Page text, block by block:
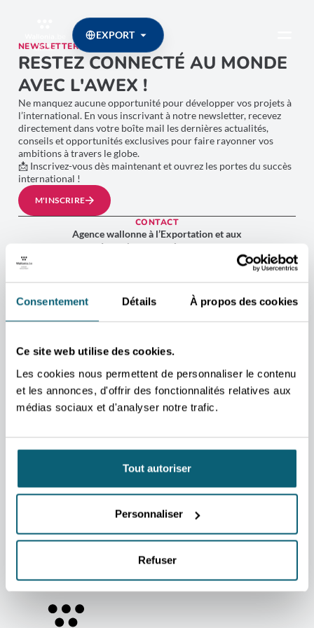
Consentement Détails À propos des cookies
Ce site web utilise des cookies.
Les cookies nous permettent de personnaliser le contenu
et les annonces, d'offrir des fonctionnalités relatives aux
médias sociaux et d'analyser notre trafic.
Tout autoriser
Personnaliser
Refuser
EXPORT
NEWSLETTER
RESTEZ CONNECTÉ AU MONDE
AVEC L'AWEX !
Ne manquez aucune opportunité pour développer vos projets à
l’international. En vous inscrivant à notre newsletter, recevez
directement dans votre boîte mail les dernières actualités,
conseils et opportunités exclusives pour faire rayonner vos
ambitions à travers le globe.
📩 Inscrivez-vous dès maintenant et ouvrez les portes du succès
international !
M'INSCRIRE
CONTACT
Agence wallonne à l’Exportation et aux
Investissements étrangers
Plan d’accès
TVA BE 0267.314.479
SUJETS LES PLUS RECHERCHÉS
CONTACTER UN DÉPARTEMENT
LISTE DES AIDES & SERVICES
JOBS & STAGES ACTUALITÉS
LIENS UTILES
Contact
Presse
Devenir client AWEX